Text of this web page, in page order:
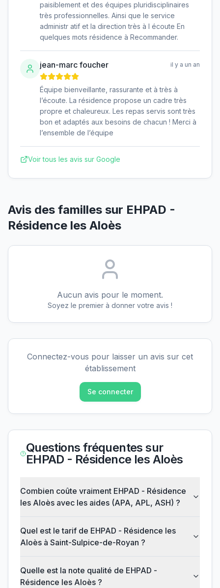
paisiblement et des équipes pluridisciplinaires
très professionnelles. Ainsi que le service
administr atif et la direction très à l écoute En
quelques mots résidence à Recommander.
jean-marc foucher il y a un an
Équipe bienveillante, rassurante et à très à
l’écoute. La résidence propose un cadre très
propre et chaleureux. Les repas servis sont très
bon et adaptés aux besoins de chacun ! Merci à
l’ensemble de l’équipe
Voir tous les avis sur Google
Avis des familles sur EHPAD -
Résidence les Aloès
Aucun avis pour le moment.
Soyez le premier à donner votre avis !
Connectez-vous pour laisser un avis sur cet
établissement
Se connecter
Questions fréquentes sur
EHPAD - Résidence les Aloès
Combien coûte vraiment EHPAD - Résidence
les Aloès avec les aides (APA, APL, ASH) ?
Quel est le tarif de EHPAD - Résidence les
Aloès à Saint-Sulpice-de-Royan ?
Quelle est la note qualité de EHPAD -
Résidence les Aloès ?